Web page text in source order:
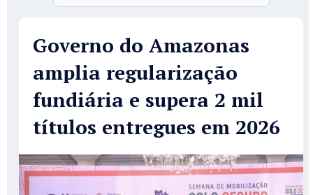
Governo do Amazonas
amplia regularização
fundiária e supera 2 mil
títulos entregues em 2026